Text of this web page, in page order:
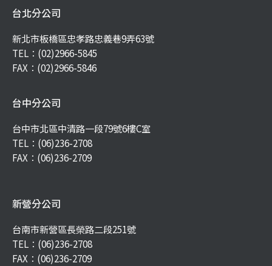
台北分公司
新北市板橋區忠孝路忠義巷9弄63號
TEL： (02)2966-5845
FAX：(02)2966-5846
台中分公司
台中市北區中清路一段79號6樓C室
TEL： (06)236-2708
FAX：(06)236-2709
新營分公司
台南市新營區長榮路二段251號
TEL： (06)236-2708
FAX：(06)236-2709